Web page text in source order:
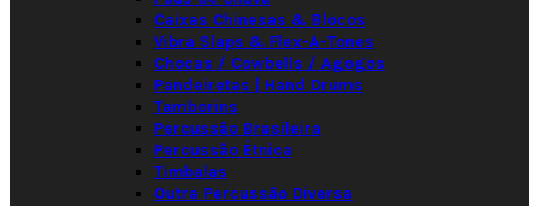
Caixas Chinesas & Blocos
Vibra Slaps & Flex-A-Tones
Chocas / Cowbells / Agogos
Pandeiretas | Hand Drums
Tamborins
Percussão Brasileira
Percussão Étnica
Timbalas
Outra Percussão Diversa